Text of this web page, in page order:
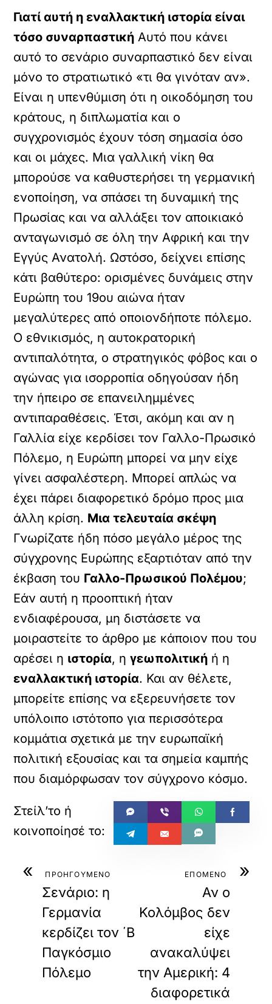
Γιατί αυτή η εναλλακτική ιστορία είναι
τόσο συναρπαστική Αυτό που κάνει
αυτό το σενάριο συναρπαστικό δεν είναι
μόνο το στρατιωτικό «τι θα γινόταν αν».
Είναι η υπενθύμιση ότι η οικοδόμηση του
κράτους, η διπλωματία και ο
συγχρονισμός έχουν τόση σημασία όσο
και οι μάχες. Μια γαλλική νίκη θα
μπορούσε να καθυστερήσει τη γερμανική
ενοποίηση, να σπάσει τη δυναμική της
Πρωσίας και να αλλάξει τον αποικιακό
ανταγωνισμό σε όλη την Αφρική και την
Εγγύς Ανατολή. Ωστόσο, δείχνει επίσης
κάτι βαθύτερο: ορισμένες δυνάμεις στην
Ευρώπη του 19ου αιώνα ήταν
μεγαλύτερες από οποιονδήποτε πόλεμο.
Ο εθνικισμός, η αυτοκρατορική
αντιπαλότητα, ο στρατηγικός φόβος και ο
αγώνας για ισορροπία οδηγούσαν ήδη
την ήπειρο σε επανειλημμένες
αντιπαραθέσεις. Έτσι, ακόμη και αν η
Γαλλία είχε κερδίσει τον Γαλλο-Πρωσικό
Πόλεμο, η Ευρώπη μπορεί να μην είχε
γίνει ασφαλέστερη. Μπορεί απλώς να
έχει πάρει διαφορετικό δρόμο προς μια
άλλη κρίση. Μια τελευταία σκέψη
Γνωρίζατε ήδη πόσο μεγάλο μέρος της
σύγχρονης Ευρώπης εξαρτιόταν από την
έκβαση του Γαλλο-Πρωσικού Πολέμου;
Εάν αυτή η προοπτική ήταν
ενδιαφέρουσα, μη διστάσετε να
μοιραστείτε το άρθρο με κάποιον που του
αρέσει η ιστορία, ηγεωπολιτική ή η
εναλλακτική ιστορία. Και αν θέλετε,
μπορείτε επίσης να εξερευνήσετε τον
υπόλοιπο ιστότοπο για περισσότερα
κομμάτια σχετικά με την ευρωπαϊκή
πολιτική εξουσίας και τα σημεία καμπής
που διαμόρφωσαν τον σύγχρονο κόσμο.
« ΠΡΟΗΓΟΥΜΕΝΟ
Σενάριο: η
Γερμανία
κερδίζει τον ΄Β
Παγκόσμιο
Πόλεμο
»
ΕΠΟΜΕΝΟ
Αν ο
Κολόμβος δεν
είχε
ανακαλύψει
την Αμερική: 4
διαφορετικά